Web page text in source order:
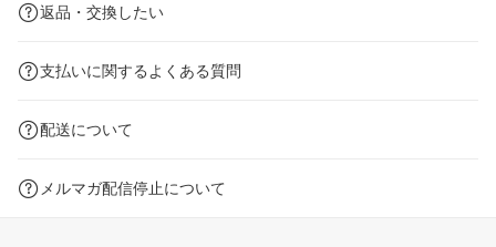
返品・交換したい
支払いに関するよくある質問
配送について
メルマガ配信停止について